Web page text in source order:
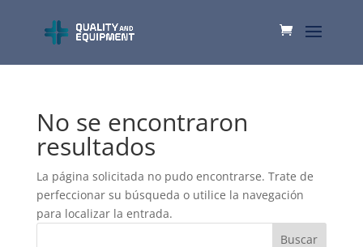
No se encontraron
resultados
La página solicitada no pudo encontrarse. Trate de
perfeccionar su búsqueda o utilice la navegación
para localizar la entrada.